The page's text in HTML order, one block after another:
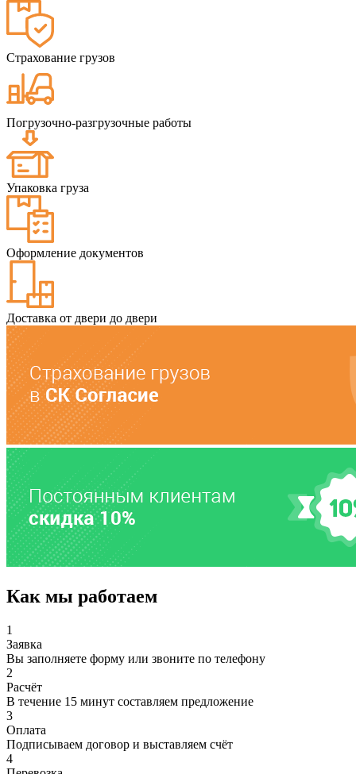
Страхование грузов
Погрузочно-разгрузочные работы
Упаковка груза
Оформление документов
Доставка от двери до двери
Как мы работаем
1
Заявка
Вы заполняете форму или звоните по телефону
2
Расчёт
В течение 15 минут составляем предложение
3
Оплата
Подписываем договор и выставляем счёт
4